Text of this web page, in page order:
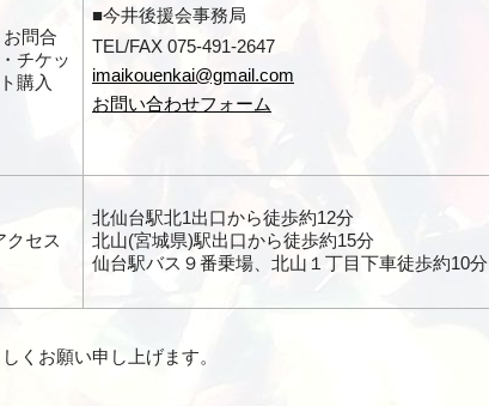
問合
チケッ
購入
■今井後援会事務局
TEL/FAX 075-491-2647
imaikouenkai@gmail.com
お問い合わせフォーム
クセス
北仙台駅北1出口から徒歩約12分
北山(宮城県)駅出口から徒歩約15分
仙台駅バス９番乗場、北山１丁目下車徒歩約10分
くお願い申し上げます。